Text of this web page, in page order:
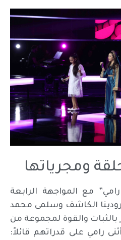
ومجرياتها
مع المواجهة الرابعة
رودينا الكاشف وسلمى محمد
بالثبات والقوة لمجموعة من
رامي على قدراتهم قائلاً: